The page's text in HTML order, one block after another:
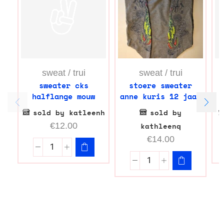
sweat / trui
sweater cks
halflange mouw
sold by katleenh
€12.00
sweat / trui
stoere sweater
anne kuris 12 jaar
sold by
kathleenq
€14.00